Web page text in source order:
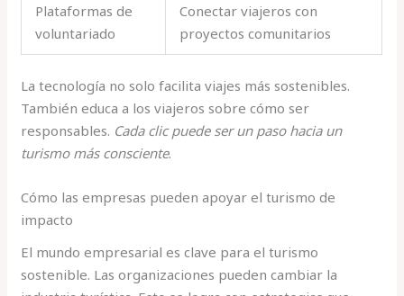
Plataformas de
voluntariado
Conectar viajeros con
proyectos comunitarios
La tecnología no solo facilita viajes más sostenibles.
También educa a los viajeros sobre cómo ser
responsables. Cada clic puede ser un paso hacia un
turismo más consciente.
Cómo las empresas pueden apoyar el turismo de
impacto
El mundo empresarial es clave para el turismo
sostenible. Las organizaciones pueden cambiar la